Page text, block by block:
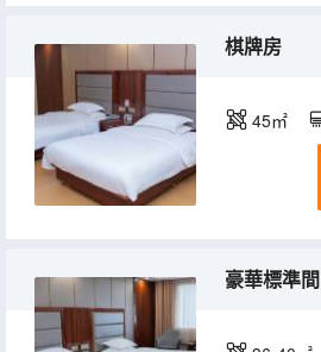
棋牌房
45㎡
豪華標準間